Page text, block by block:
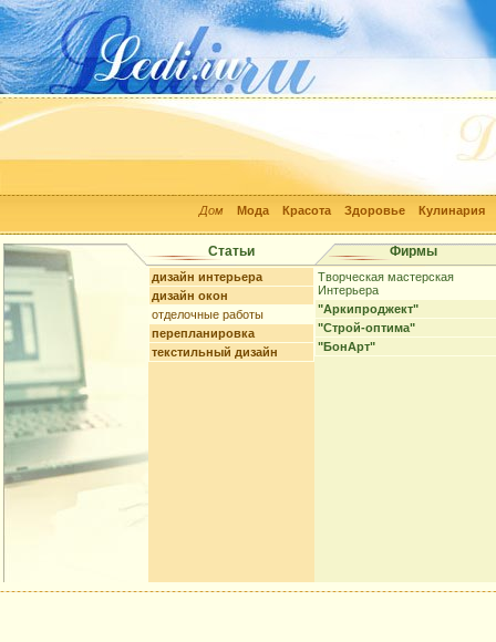
Дом Мода Красота Здоровье Кулинария
Статьи Фирмы
дизайн интерьера
дизайн окон
отделочные работы
перепланировка
текстильный дизайн
Творческая мастерская
Интерьера
"Аркипроджект"
"Строй-оптима"
"БонАрт"